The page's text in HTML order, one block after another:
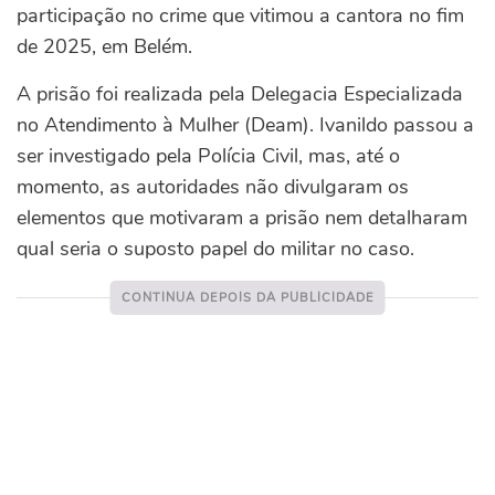
participação no crime que vitimou a cantora no fim
de 2025, em Belém.
A prisão foi realizada pela Delegacia Especializada
no Atendimento à Mulher (Deam). Ivanildo passou a
ser investigado pela Polícia Civil, mas, até o
momento, as autoridades não divulgaram os
elementos que motivaram a prisão nem detalharam
qual seria o suposto papel do militar no caso.